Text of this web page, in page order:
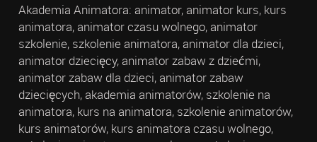
Akademia Animatora: animator, animator kurs, kurs
animatora, animator czasu wolnego, animator
szkolenie, szkolenie animatora, animator dla dzieci,
animator dziecięcy, animator zabaw z dziećmi,
animator zabaw dla dzieci, animator zabaw
dziecięcych, akademia animatorów, szkolenie na
animatora, kurs na animatora, szkolenie animatorów,
kurs animatorów, kurs animatora czasu wolnego,